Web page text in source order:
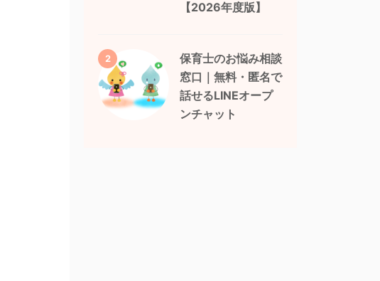
【2026年度版】
2
保育士のお悩み相談
窓口｜無料・匿名で
話せるLINEオープ
ンチャット